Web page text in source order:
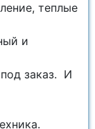
теплые
и
заказ. И